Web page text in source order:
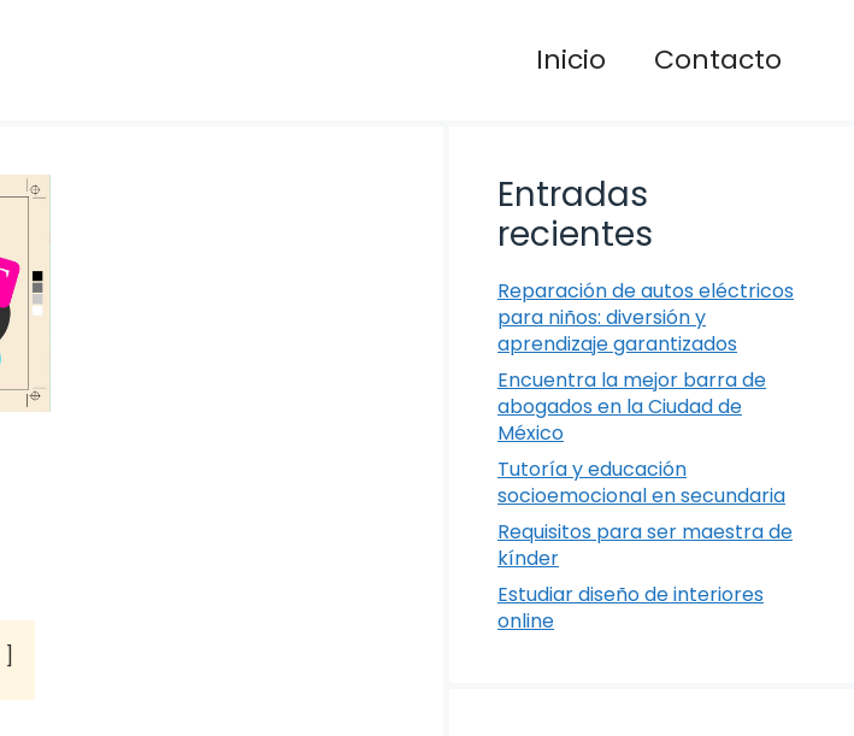
Inicio Contacto
Entradas
recientes
Reparación de autos eléctricos
para niños: diversión y
aprendizaje garantizados
Encuentra la mejor barra de
abogados en la Ciudad de
México
Tutoría y educación
socioemocional en secundaria
Requisitos para ser maestra de
kínder
Estudiar diseño de interiores
online